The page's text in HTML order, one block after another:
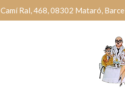
Camí Ral, 468, 08302 Mataró,